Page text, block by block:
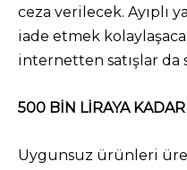
ceza verilecek. Ayıplı
iade etmek
internetten satışlar da
500 BİN LİRAYA
Uygunsuz ürünleri